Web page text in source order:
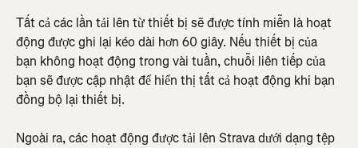
Tất cả các lần tải lên từ thiết bị sẽ được tính miễn là hoạt
động được ghi lại kéo dài hơn 60 giây. Nếu thiết bị của
bạn không hoạt động trong vài tuần, chuỗi liên tiếp của
bạn sẽ được cập nhật để hiển thị tất cả hoạt động khi bạn
đồng bộ lại thiết bị.
Ngoài ra, các hoạt động được tải lên Strava dưới dạng tệp